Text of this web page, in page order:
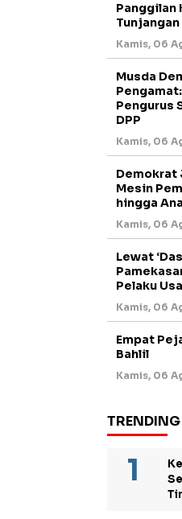
Panggilan
Kamis, 06
Musda
Pengurus
DPP
Kamis, 06
Demokrat
Mesin
hingga
Kamis, 06
Lewat
Pelaku
Kamis, 06
Empat
Bahlil
Kamis, 06